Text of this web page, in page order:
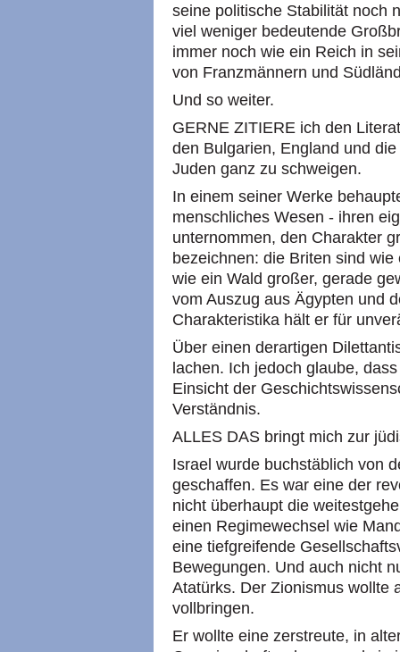
seine politische Stabilität noch
viel weniger bedeutende
immer noch wie ein Reich in
von Franzmännern und
Und so weiter.
GERNE ZITIERE ich den
den Bulgarien, England und
Juden ganz zu schweigen.
In einem seiner Werke
menschliches Wesen - ihren
unternommen, den Charakter
bezeichnen: die Briten sind
wie ein Wald großer, gerade
vom Auszug aus Ägypten und
Charakteristika hält er für
Über einen derartigen
lachen. Ich jedoch glaube,
Einsicht der
Verständnis.
ALLES DAS bringt mich zur
Israel wurde buchstäblich von
geschaffen. Es war eine der
nicht überhaupt die
einen Regimewechsel wie
eine tiefgreifende
Bewegungen. Und auch nicht
Atatürks. Der Zionismus wollte
vollbringen.
Er wollte eine zerstreute, in